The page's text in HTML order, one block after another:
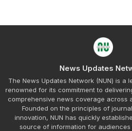
News Updates
The News Updates Network (NUN) is a
renowned for its commitment to
comprehensive news coverage across
Founded on the principles of
innovation, NUN has quickly
source of information for audiences